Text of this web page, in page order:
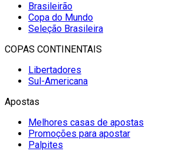
Brasileirão
Copa do Mundo
Seleção Brasileira
COPAS CONTINENTAIS
Libertadores
Sul-Americana
Apostas
Melhores casas de apostas
Promoções para apostar
Palpites